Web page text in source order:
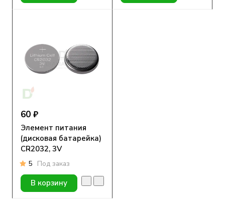
60 ₽
Элемент питания
(дисковая батарейка)
CR2032, 3V
5 Под заказ
В корзину